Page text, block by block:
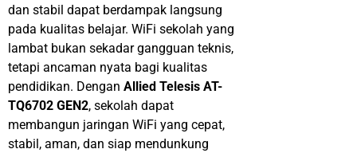
dan stabil dapat berdampak langsung
pada kualitas belajar. WiFi sekolah yang
lambat bukan sekadar gangguan teknis,
tetapi ancaman nyata bagi kualitas
pendidikan. Dengan Allied Telesis AT-
TQ6702 GEN2, sekolah dapat
membangun jaringan WiFi yang cepat,
stabil, aman, dan siap mendunkung